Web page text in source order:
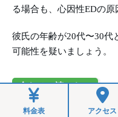
る場合も、心因性EDの原
彼氏の年齢が20代〜30代
可能性を疑いましょう。
合わせて読みたい
料金表 アクセス